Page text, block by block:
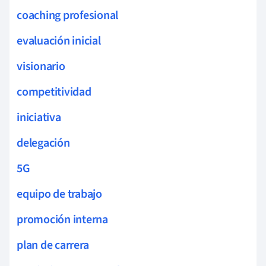
coaching profesional
evaluación inicial
visionario
competitividad
iniciativa
delegación
5G
equipo de trabajo
promoción interna
plan de carrera